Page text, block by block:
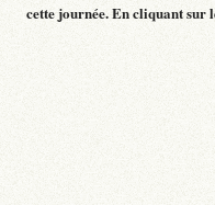
cette journée. En cliquant sur